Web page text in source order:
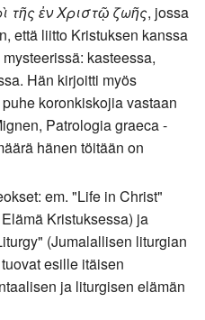
τῆς ἐν Χριστῷ ζωῆς, jossa
että liitto Kristuksen kanssa
kasteessa,
Hän kirjoitti myös
koronkiskojia vastaan
Patrologia graeca -
hänen töitään on
em. "Life in Christ"
Kristuksessa) ja
(Jumalallisen liturgian
esille itäisen
ja liturgisen elämän